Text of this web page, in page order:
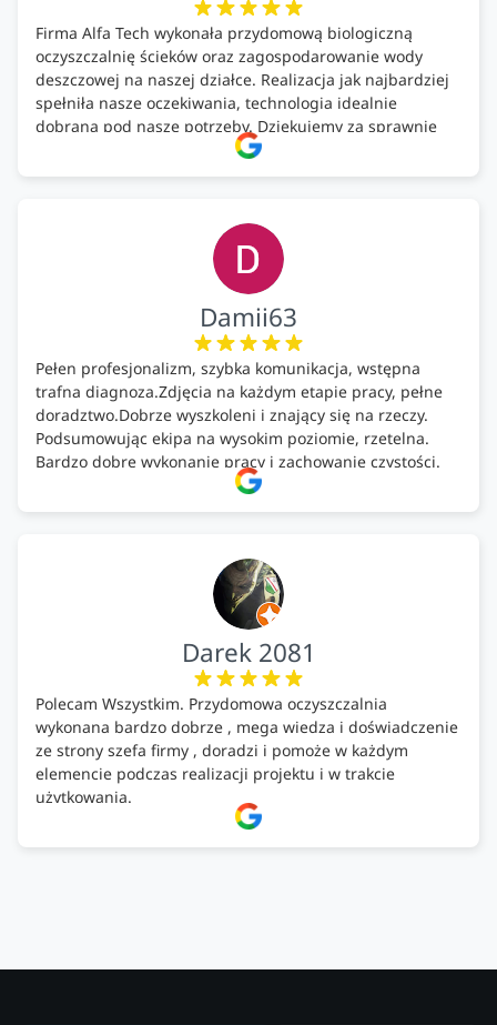
Firma Alfa Tech wykonała przydomową biologiczną
oczyszczalnię ścieków oraz zagospodarowanie wody
deszczowej na naszej działce. Realizacja jak najbardziej
spełniła nasze oczekiwania, technologia idealnie
dobrana pod nasze potrzeby. Dziękujemy za sprawnie
wykonany montaż w świetnej atmosferze! Polecam!
Damii63
Pełen profesjonalizm, szybka komunikacja, wstępna
trafna diagnoza.Zdjęcia na każdym etapie pracy, pełne
doradztwo.Dobrze wyszkoleni i znający się na rzeczy.
Podsumowując ekipa na wysokim poziomie, rzetelna.
Bardzo dobre wykonanie pracy i zachowanie czystości.
Darek 2081
Polecam Wszystkim. Przydomowa oczyszczalnia
wykonana bardzo dobrze , mega wiedza i doświadczenie
ze strony szefa firmy , doradzi i pomoże w każdym
elemencie podczas realizacji projektu i w trakcie
użytkowania.
Firma godna zaufania. Tak trzymać!